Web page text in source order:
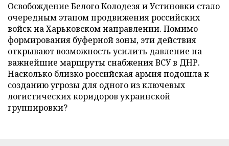
Освобождение Белого Колодезя и Устиновки стало
очередным этапом продвижения российских
войск на Харьковском направлении. Помимо
формирования буферной зоны, эти действия
открывают возможность усилить давление на
важнейшие маршруты снабжения ВСУ в ДНР.
Насколько близко российская армия подошла к
созданию угрозы для одного из ключевых
логистических коридоров украинской
группировки?